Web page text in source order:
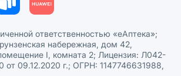
ответственностью «еАптека»;
набережная, дом 42,
I, комната 2; Лицензия: Л042-
от 09.12.2020 г.; ОГРН: 1147746631988,